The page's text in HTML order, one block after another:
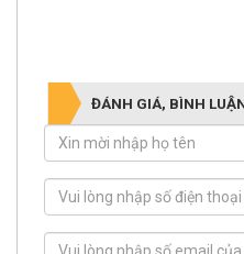
ĐÁNH GIÁ, BÌNH